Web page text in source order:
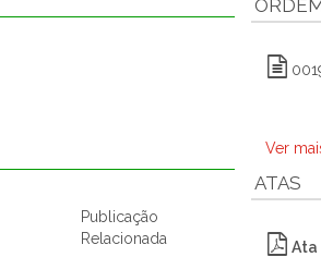
Publicação
Relacionada
Ver
ATAS
Ata